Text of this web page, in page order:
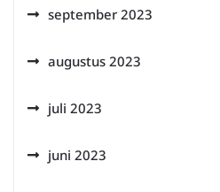
september 2023
augustus 2023
juli 2023
juni 2023